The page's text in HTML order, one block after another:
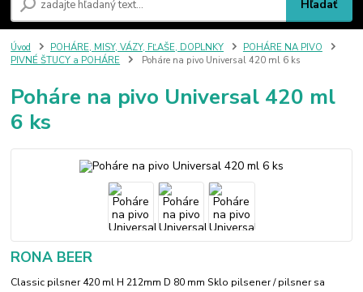
Hľadať
Úvod POHÁRE, MISY, VÁZY, FĽAŠE, DOPLNKY
POHÁRE NA PIVO
PIVNÉ ŠTUCY a POHÁRE
Poháre na pivo Universal 420 ml 6 ks
Poháre na pivo Universal 420 ml
6 ks
RONA BEER
Classic pilsner 420 ml H 212mm D 80 mm Sklo pilsener / pilsner sa